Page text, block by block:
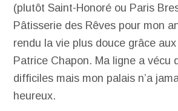
(plutôt Saint-Honoré ou Paris
Pâtisserie des Rêves pour mon
rendu la vie plus douce grâce
Patrice Chapon. Ma ligne a vécu
difficiles mais mon palais n’a
heureux.